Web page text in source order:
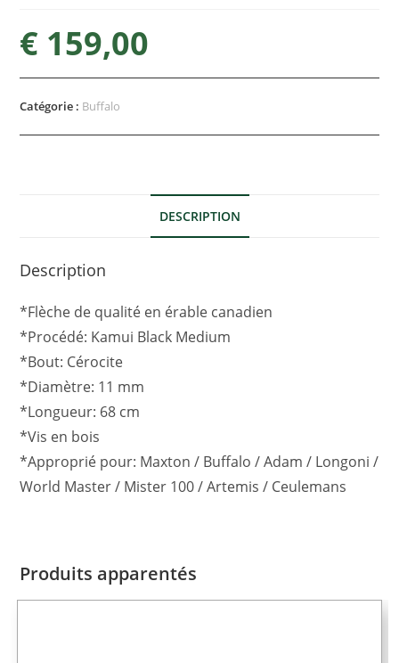
€ 159,00
Catégorie : Buffalo
DESCRIPTION
Description
*Flèche de qualité en érable canadien
*Procédé: Kamui Black Medium
*Bout: Cérocite
*Diamètre: 11 mm
*Longueur: 68 cm
*Vis en bois
*Approprié pour: Maxton / Buffalo / Adam / Longoni /
World Master / Mister 100 / Artemis / Ceulemans
Produits apparentés